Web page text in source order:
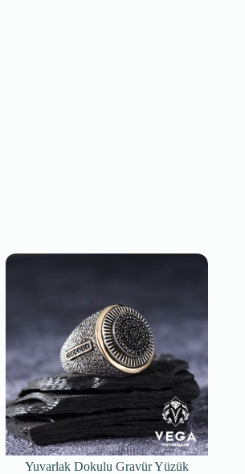
Yuvarlak Dokulu Gravür Yüzük